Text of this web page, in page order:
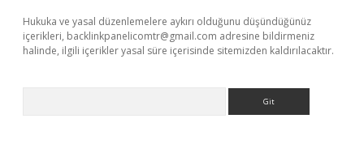
Hukuka ve yasal düzenlemelere aykırı olduğunu düşündüğünüz
içerikleri, backlinkpanelicomtr@gmail.com adresine bildirmeniz
halinde, ilgili içerikler yasal süre içerisinde sitemizden kaldırılacaktır.